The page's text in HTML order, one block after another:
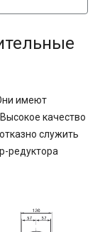
имеют
качество
служить
редуктора